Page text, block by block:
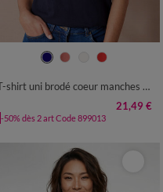
38/40 42/44
T-shirt uni brodé coeur manches courtes
21,49 €
-50% dès 2 art Code 899013